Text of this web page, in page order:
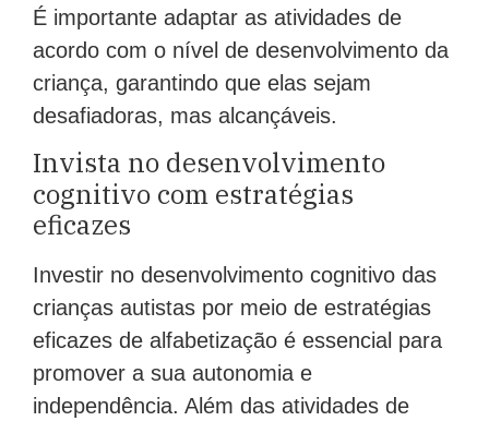
É importante adaptar as atividades de
acordo com o nível de desenvolvimento da
criança, garantindo que elas sejam
desafiadoras, mas alcançáveis.
Invista no desenvolvimento
cognitivo com estratégias
eficazes
Investir no desenvolvimento cognitivo das
crianças autistas por meio de estratégias
eficazes de alfabetização é essencial para
promover a sua autonomia e
independência. Além das atividades de